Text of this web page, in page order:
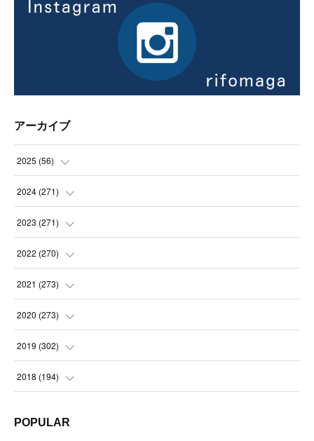
アーカイブ
2025 (56)
(14
(21
(21
2024 (271)
(21
(22
(23
(22
(24)
2023 (271)
(22
(23
(23
(21
(23 )
2022 (270)
(23
(23
(22
(23
(22 )
2021 (273)
(24
(23
(22
2020 (273)
(24
(22
2019 (302)
(23
2018 (194)
POPULAR